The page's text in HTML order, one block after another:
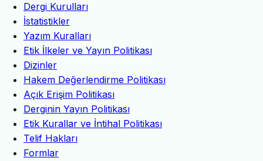
Dergi Kurulları
İstatistikler
Yazım Kuralları
Etik İlkeler ve Yayın Politikası
Dizinler
Hakem Değerlendirme Politikası
Açık Erişim Politikası
Derginin Yayın Politikası
Etik Kurallar ve İntihal Politikası
Telif Hakları
Formlar